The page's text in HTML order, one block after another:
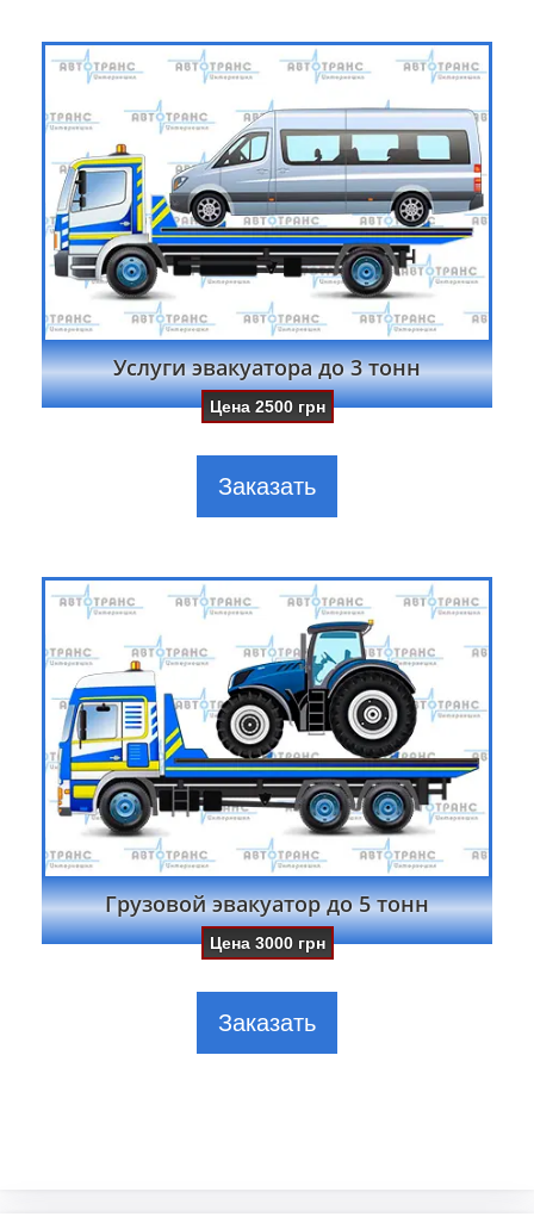
Услуги эвакуатора до 3 тонн
Цена2500 грн
Заказать
Грузовой эвакуатор до 5 тонн
Цена3000 грн
Заказать